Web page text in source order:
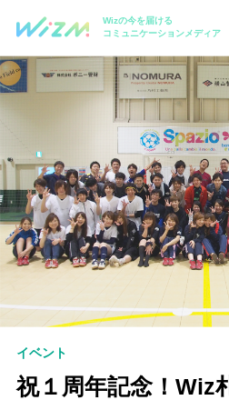
Wizの今を届ける
コミュニケーションメディア
イベント
祝１周年記念！Wiz